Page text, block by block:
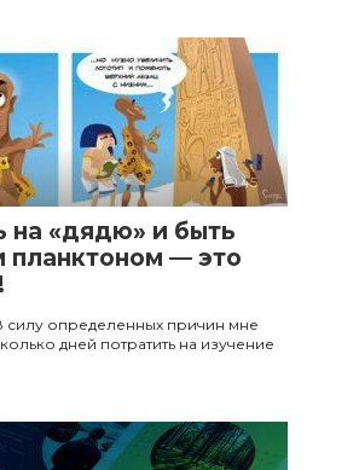
45
на «дядю» и быть
— это
силу определенных причин мне
дней потратить на изучение